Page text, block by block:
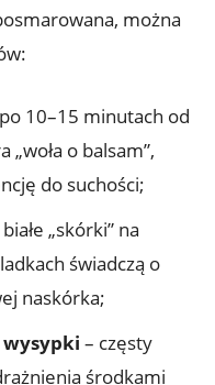
można
10–15 minutach od
o balsam”,
do suchości;
„skórki” na
świadczą o
naskórka;
wysypki – częsty
środkami